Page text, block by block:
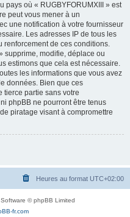
pays où « RUGBYFORUMXIII » est
peut vous mener à un
une notification à votre fournisseur
Les adresses IP de tous les
renforcement de ces conditions.
supprime, modifie, déplace ou
estimons que cela est nécessaire.
les informations que vous avez
données. Bien que ces
tierce partie sans votre
phpBB ne pourront être tenus
piratage visant à compromettre
Heures au format UTC+02:00
© phpBB Limited
fr.com